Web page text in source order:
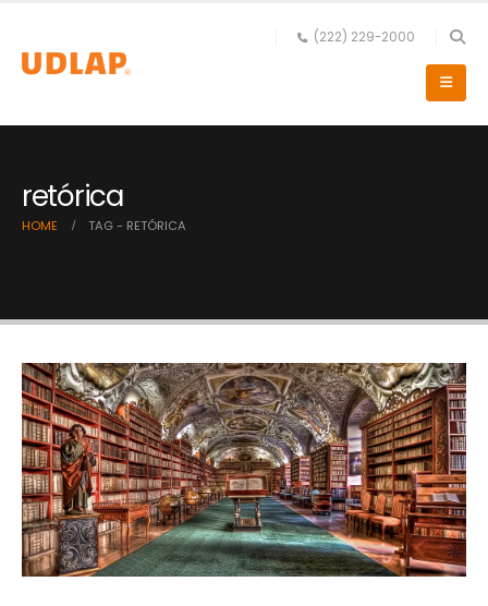
(222) 229-2000
retórica
HOME TAG - RETÓRICA